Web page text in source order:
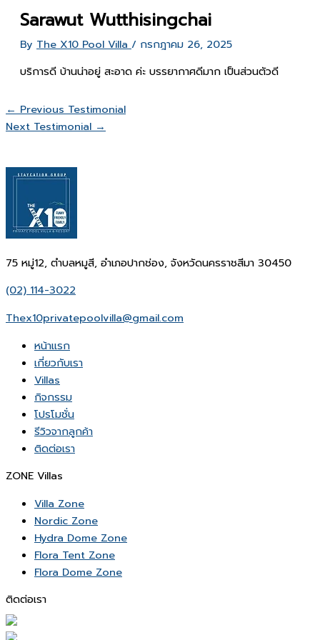
Sarawut Wutthisingchai
By The X10 Pool Villa / กรกฎาคม 26, 2025
บริการดี บ้านน่าอยู่ สะอาด ค่ะ บรรยากาศดีมาก เป็นส่วนตัวดี
← Previous Testimonial
Next Testimonial →
75 หมู่12, ตำบลหมูสี, อำเภอปากช่อง, จังหวัดนครราชสีมา 30450
(02) 114-3022
Thex10privatepoolvilla@gmail.com
หน้าเเรก
เกี่ยวกับเรา
Villas
กิจกรรม
โปรโมชั่น
รีวิวจากลูกค้า
ติดต่อเรา
ZONE Villas
Villa Zone
Nordic Zone
Hydra Dome Zone
Flora Tent Zone
Flora Dome Zone
ติดต่อเรา